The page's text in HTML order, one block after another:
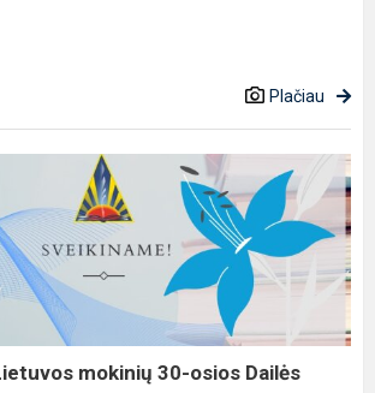
Plačiau
mokinių 30-osios Dailės